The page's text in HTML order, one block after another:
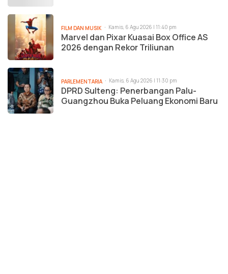
FILM DAN MUSIK Kamis, 6 Agu 2026 | 11:40 pm
Marvel dan Pixar Kuasai Box Office AS
2026 dengan Rekor Triliunan
PARLEMENTARIA Kamis, 6 Agu 2026 | 11:30 pm
DPRD Sulteng: Penerbangan Palu-
Guangzhou Buka Peluang Ekonomi Baru